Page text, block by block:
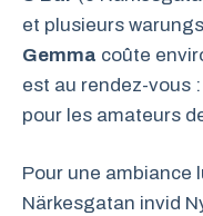
et plusieurs
Gemma coûte
est au rendez-vous
pour les amateurs
Pour une ambiance
Närkesgatan invid